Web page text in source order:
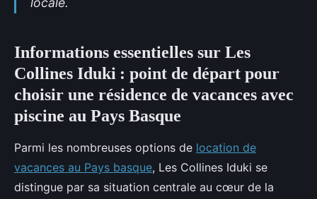
Informations essentielles sur Les
Collines Iduki : point de départ pour
choisir une résidence de vacances avec
piscine au Pays Basque
Parmi les nombreuses options de location de
vacances au Pays basque, Les Collines Iduki se
distingue par sa situation centrale au cœur de la